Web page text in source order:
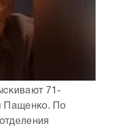
71-
Пащенко. По